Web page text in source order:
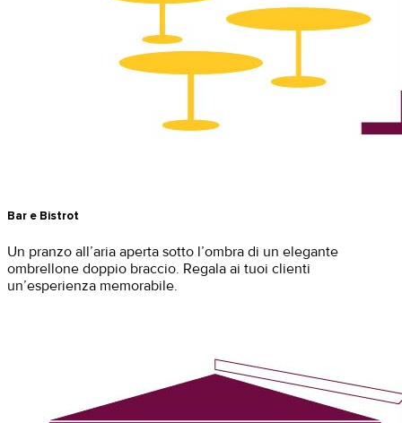
Bar e Bistrot
Un pranzo all’aria aperta sotto l’ombra di un elegante
ombrellone doppio braccio. Regala ai tuoi clienti
un’esperienza memorabile.